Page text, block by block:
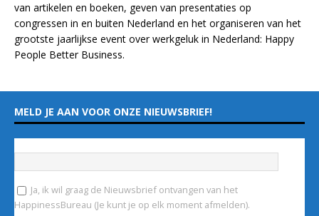
van artikelen en boeken, geven van presentaties op
congressen in en buiten Nederland en het organiseren van het
grootste jaarlijkse event over werkgeluk in Nederland: Happy
People Better Business.
MELD JE AAN VOOR ONZE NIEUWSBRIEF!
Ja, ik wil graag de Nieuwsbrief ontvangen van het
HappinessBureau (Je kunt je op elk moment afmelden).